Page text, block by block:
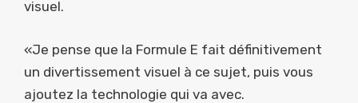
visuel.
«Je pense que la Formule E fait définitivement
un divertissement visuel à ce sujet, puis vous
ajoutez la technologie qui va avec.